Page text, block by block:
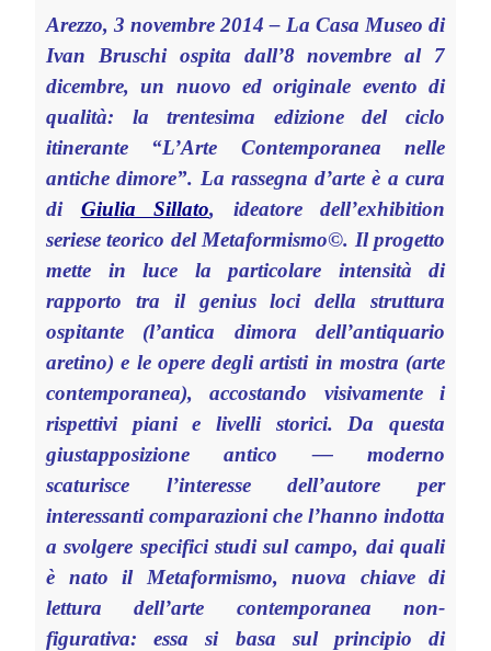
Arezzo, 3 novembre 2014 – La Casa Museo di
Ivan Bruschi ospita dall’8 novembre al 7
dicembre, un nuovo ed originale evento di
qualità: la trentesima edizione del ciclo
itinerante “L’Arte Contemporanea nelle
antiche dimore”. La rassegna d’arte è a cura
di Giulia Sillato, ideatore dell’exhibition
seriese teorico del Metaformismo©. Il progetto
mette in luce la particolare intensità di
rapporto tra il genius loci della struttura
ospitante (l’antica dimora dell’antiquario
aretino) e le opere degli artisti in mostra (arte
contemporanea), accostando visivamente i
rispettivi piani e livelli storici. Da questa
giustapposizione antico — moderno
scaturisce l’interesse dell’autore per
interessanti comparazioni che l’hanno indotta
a svolgere specifici studi sul campo, dai quali
è nato il Metaformismo, nuova chiave di
lettura dell’arte contemporanea non-
figurativa: essa si basa sul principio di